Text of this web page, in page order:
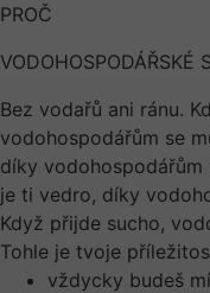
PROČ
VODOHOSPODÁŘSKÉ
Bez vodařů ani ránu.
vodohospodářům se
díky vodohospodářům
je ti vedro, díky
Když přijde sucho,
Tohle je tvoje
vždycky budeš